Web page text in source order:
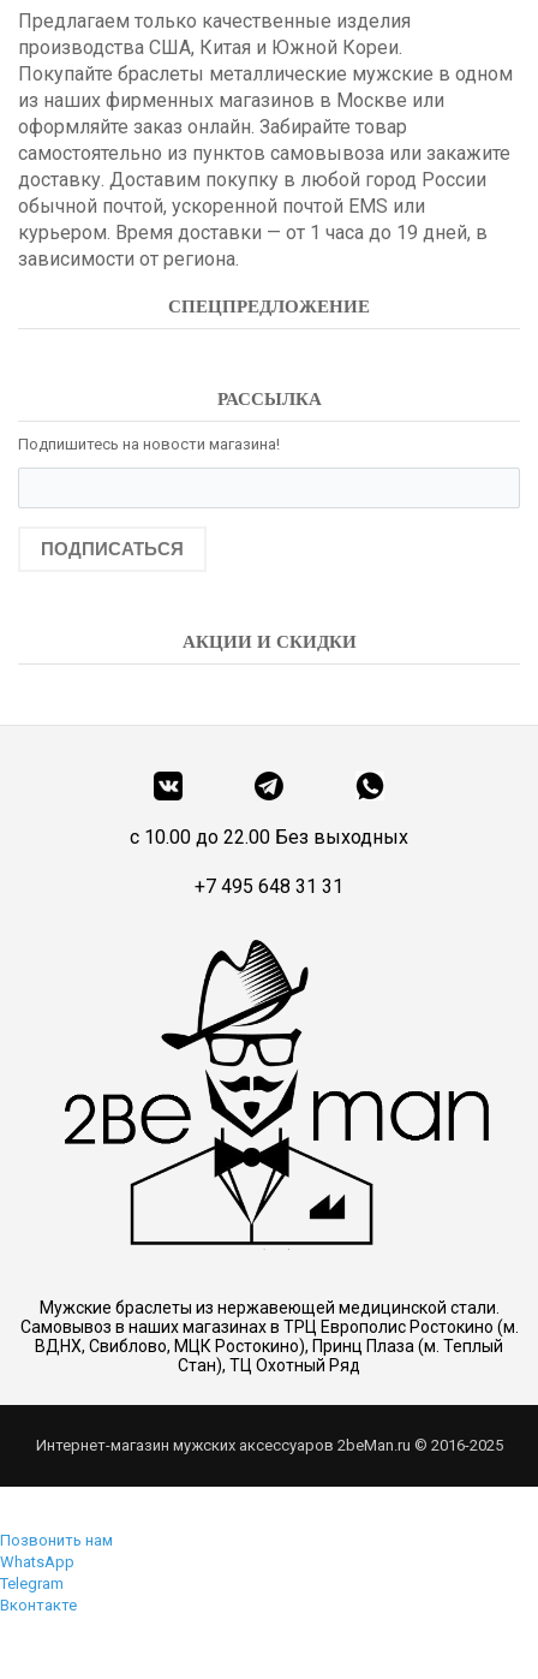
Предлагаем только качественные изделия
производства США, Китая и Южной Кореи.
Покупайте браслеты металлические мужские в одном
из наших фирменных магазинов в Москве или
оформляйте заказ онлайн. Забирайте товар
самостоятельно из пунктов самовывоза или закажите
доставку. Доставим покупку в любой город России
обычной почтой, ускоренной почтой EMS или
курьером. Время доставки — от 1 часа до 19 дней, в
зависимости от региона.
СПЕЦПРЕДЛОЖЕНИЕ
РАССЫЛКА
Подпишитесь на новости магазина!
ПОДПИСАТЬСЯ
АКЦИИ И СКИДКИ
c 10.00 до 22.00 Без выходных
+7 495 648 31 31
Мужские браслеты из нержавеющей медицинской стали.
Самовывоз в наших магазинах в ТРЦ Европолис Ростокино (м.
ВДНХ, Свиблово, МЦК Ростокино), Принц Плаза (м. Теплый
Стан), ТЦ Охотный Ряд
Интернет-магазин мужских аксессуаров 2beMan.ru © 2016-2025
Позвонить нам
WhatsApp
Telegram
Вконтакте